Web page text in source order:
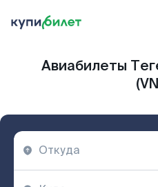
Авиабилеты